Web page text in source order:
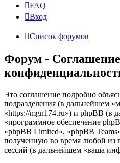
FAQ
Вход
Список форумов
Форум -
Это соглашение подробно
подразделения (в дальнейшем
«https://mgn174.ru») и phpBB (в
«программное обеспечение
«phpBB Limited», «phpBB
полученную во время любой из
сессий (в дальнейшем «ваша